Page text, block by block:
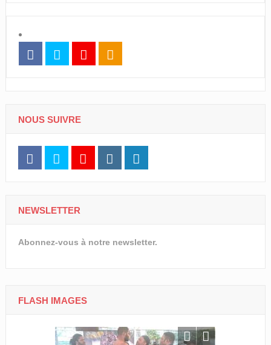
NOUS SUIVRE
NEWSLETTER
Abonnez-vous à notre newsletter.
FLASH IMAGES